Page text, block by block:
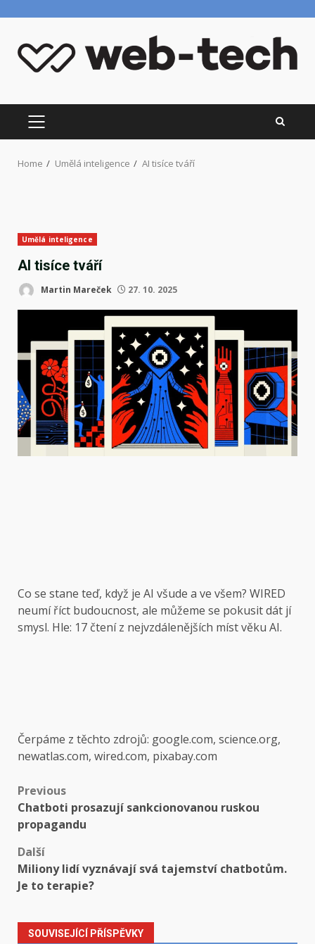
content
PRIMARY
MENU
Home Umělá inteligence AI tisíce tváří
Umělá inteligence
AI tisíce tváří
Martin Mareček 27. 10. 2025
Co se stane teď, když je AI všude a ve všem? WIRED
neumí říct budoucnost, ale můžeme se pokusit dát jí
smysl. Hle: 17 čtení z nejvzdálenějších míst věku AI.
Čerpáme z těchto zdrojů: google.com, science.org,
newatlas.com, wired.com, pixabay.com
Post
navigation
Previous
Chatboti prosazují sankcionovanou ruskou
propagandu
Další
Miliony lidí vyznávají svá tajemství chatbotům.
Je to terapie?
SOUVISEJÍCÍ PŘÍSPĚVKY